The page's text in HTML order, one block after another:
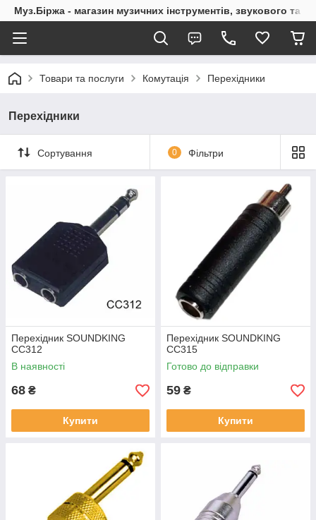
Муз.Біржа - магазин музичних інструментів, звукового та
Товари та послуги Комутація Перехідники
Перехідники
Сортування 0 Фільтри
Перехідник SOUNDKING
CC312
В наявності
68 ₴
Купити
Перехідник SOUNDKING
CC315
Готово до відправки
59 ₴
Купити